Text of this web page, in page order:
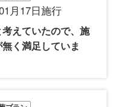
月17日施行
えていたので、施
く満足していま